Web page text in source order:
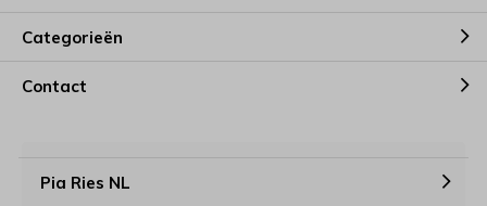
Categorieën
Contact
Pia Ries NL